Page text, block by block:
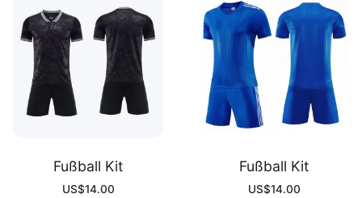
Fußball Kit
US$14.00
Fußball Kit
US$14.00